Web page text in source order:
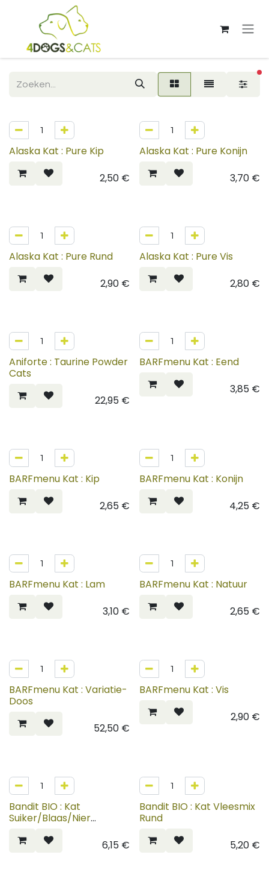
Overslaan naar inhoud
Alaska Kat : Pure Kip
2,50€
Alaska Kat : Pure Konijn
3,70€
Alaska Kat : Pure Rund
2,90€
Alaska Kat : Pure Vis
2,80€
Aniforte : Taurine Powder
Cats
22,95€
BARFmenu Kat : Eend
3,85€
BARFmenu Kat : Kip
2,65€
BARFmenu Kat : Konijn
4,25€
BARFmenu Kat : Lam
3,10€
BARFmenu Kat : Natuur
2,65€
BARFmenu Kat : Variatie-
Doos
52,50€
BARFmenu Kat : Vis
2,90€
Bandit BIO : Kat
Suiker/Blaas/Nier
6,15€
Bandit BIO : Kat Vleesmix
Rund
5,20€